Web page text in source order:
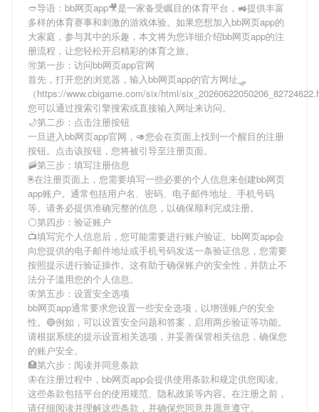
🥙导语： bb网页app🎥是一家备受瞩目的体育平台，🚜提供丰富
多样的体育赛事和刺激的游戏体验。如果您想加入bb网页app的
大家庭，参与其中的乐趣，本文将为您详细介绍bb网页app的注
册流程，让您轻松开启精彩的体育之旅。
🉑第一步：访问bb网页app官网
首先，打开您的浏览器，输入bb网页app的官方网址🛷
（https://www.cbigame.com/six/html/
您可以通过搜索引擎搜索或直接输入网址来访问。
🌙第二步：点击注册按钮
一旦进入bb网页app官网，🥑您会在页面上找到一个醒目的注册
按钮。点击该按钮，您将被引导至注册页面。
🚠第三步：填写注册信息
🖲在注册页面上，您需要填写一些必要的个人信息来创建bb网页
app账户。通常包括用户名、密码、电子邮件地址、手机号码
等。请务必提供准确完整的信息，以确保顺利完成注册。
⚪第四步：验证账户
📺填写完个人信息后，您可能需要进行账户验证。 bb网页app会
向您提供的电子邮件地址或手机号码发送一条验证信息，您需要
按照提示进行验证操作。这有助于确保账户的安全性，并防止不
法分子滥用您的个人信息。
🦋第五步：设置安全选项
bb网页app通常要求您设置一些安全选项，以增强账户的安全
性。🔵例如，可以设置安全问题和答案，启用两步验证等功能。
请根据系统的提示设置相关选项，并妥善保管相关信息，确保您
的账户安全。
🏥第六步：阅读并同意条款
🦋在注册过程中， bb网页app会提供使用条款和规定供您阅读。
这些条款包括平台的使用规范、隐私政策等内容。在注册之前，
请仔细阅读并理解这些条款，并确保您同意并愿意遵守。